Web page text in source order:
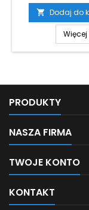
 Dodaj do
Więcej
PRODUKTY
NASZA FIRMA
TWOJE KONTO
KONTAKT